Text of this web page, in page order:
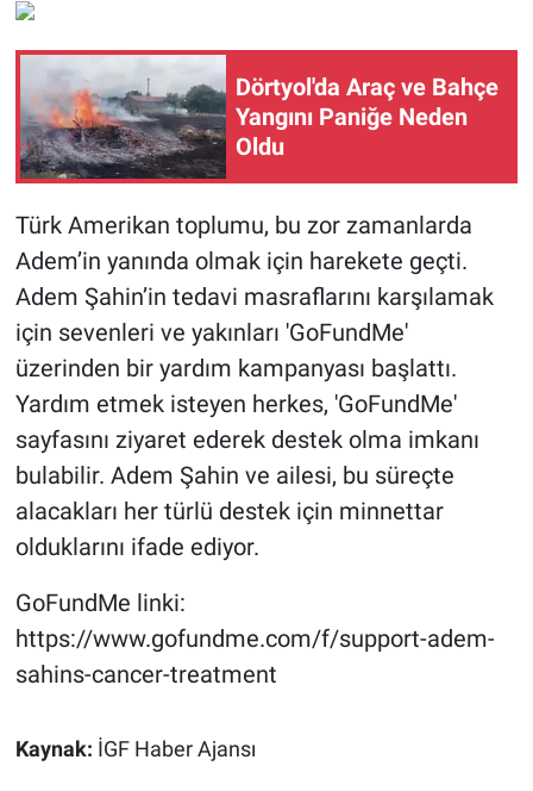
Dörtyol'da Araç ve Bahçe
Yangını Paniğe Neden
Oldu
Türk Amerikan toplumu, bu zor zamanlarda
Adem’in yanında olmak için harekete geçti.
Adem Şahin’in tedavi masraflarını karşılamak
için sevenleri ve yakınları 'GoFundMe'
üzerinden bir yardım kampanyası başlattı.
Yardım etmek isteyen herkes, 'GoFundMe'
sayfasını ziyaret ederek destek olma imkanı
bulabilir. Adem Şahin ve ailesi, bu süreçte
alacakları her türlü destek için minnettar
olduklarını ifade ediyor.
GoFundMe linki:
https://www.gofundme.com/f/support-adem-
sahins-cancer-treatment
Kaynak: İGF Haber Ajansı